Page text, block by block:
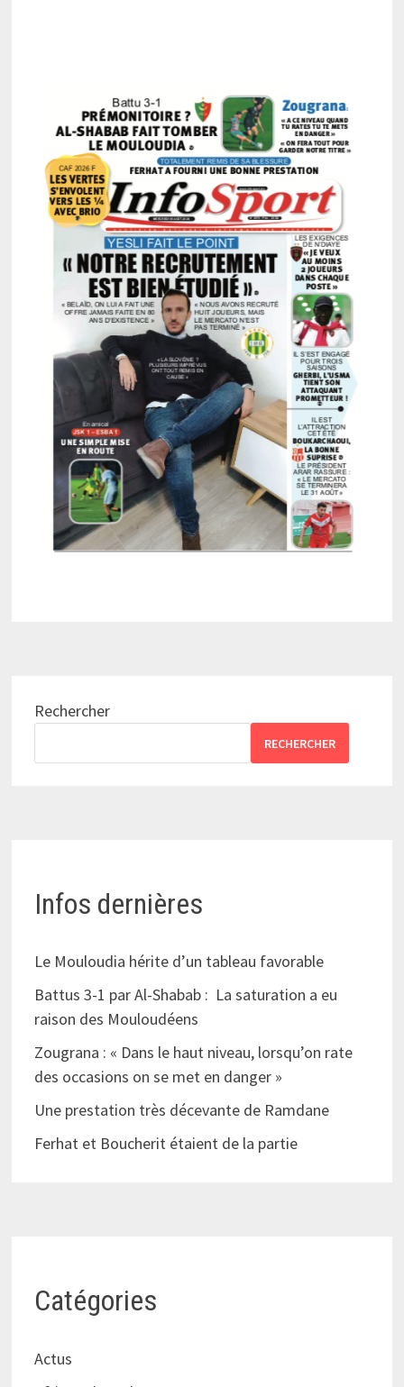
Rechercher
RECHERCHER
Infos dernières
Le Mouloudia hérite d’un tableau favorable
Battus 3-1 par Al-Shabab : La saturation a eu
raison des Mouloudéens
Zougrana : « Dans le haut niveau, lorsqu’on rate
des occasions on se met en danger »
Une prestation très décevante de Ramdane
Ferhat et Boucherit étaient de la partie
Catégories
Actus